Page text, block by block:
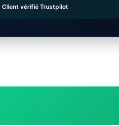
Client vérifié Trustpilot